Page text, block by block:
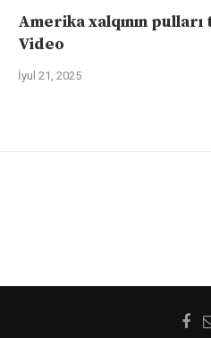
Amerika xalqının
Video
İyul 21, 2025